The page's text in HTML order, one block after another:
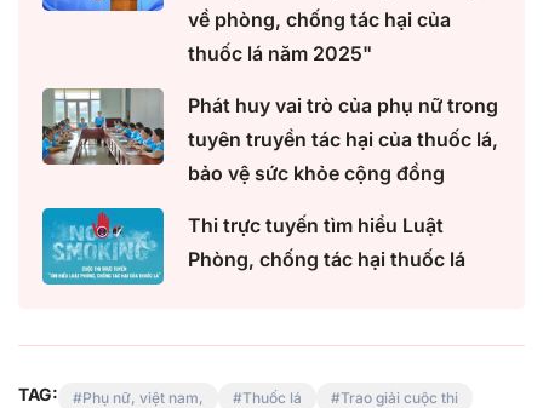
về phòng, chống tác hại của
thuốc lá năm 2025"
Phát huy vai trò của phụ nữ trong
tuyên truyền tác hại của thuốc lá,
bảo vệ sức khỏe cộng đồng
Thi trực tuyến tìm hiểu Luật
Phòng, chống tác hại thuốc lá
TAG: Phụ nữ, việt nam, Thuốc lá
Trao giải cuộc thi